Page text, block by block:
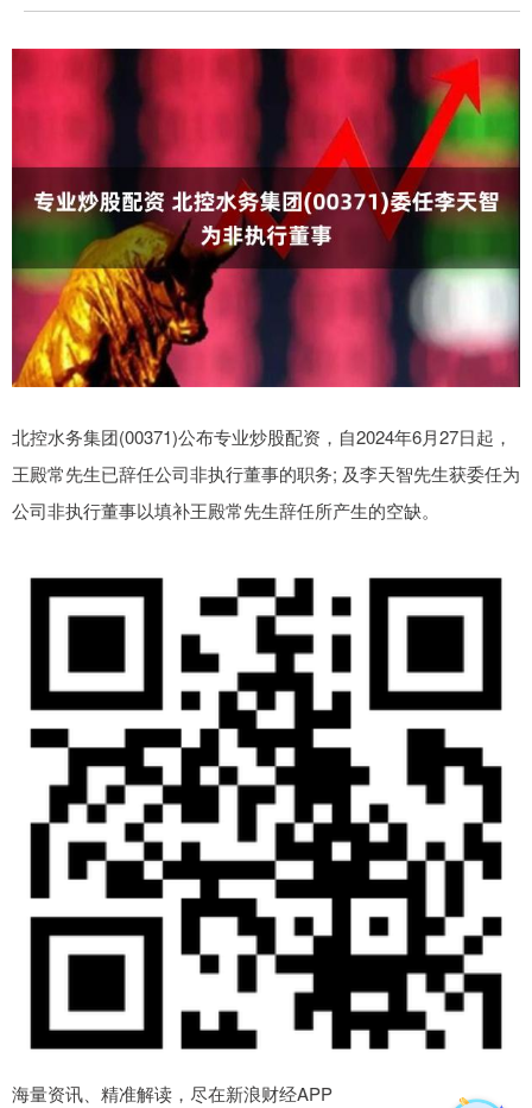
北控水务集团(00371)公布专业炒股配资，自2024年6月27日起，
王殿常先生已辞任公司非执行董事的职务; 及李天智先生获委任为
公司非执行董事以填补王殿常先生辞任所产生的空缺。
海量资讯、精准解读，尽在新浪财经APP